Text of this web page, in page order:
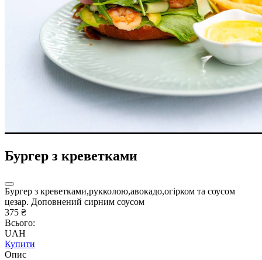
Бургер з креветками
Бургер з креветками,рукколою,авокадо,огірком та соусом
цезар. Доповнений сирним соусом
375 ₴
Всього:
UAH
Купити
Опис